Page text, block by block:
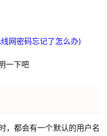
一下吧
，都会有一个默认的用户名